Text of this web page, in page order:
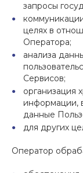
запросы
целях в
Оператора;
анализа
Сервисов;
организация
информации,
данные
для других
Оператор